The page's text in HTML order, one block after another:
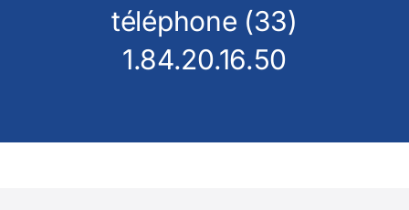
téléphone (33)
1.84.20.16.50